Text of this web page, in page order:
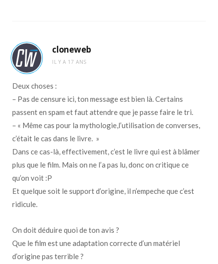
cloneweb
IL Y A 17 ANS
Deux choses :
– Pas de censure ici, ton message est bien là. Certains
passent en spam et faut attendre que je passe faire le tri.
– « Même cas pour la mythologie,l’utilisation de converses,
c’était le cas dans le livre. »
Dans ce cas-là, effectivement, c’est le livre qui est à blâmer
plus que le film. Mais on ne l’a pas lu, donc on critique ce
qu’on voit :P
Et quelque soit le support d’origine, il n’empeche que c’est
ridicule.
On doit déduire quoi de ton avis ?
Que le film est une adaptation correcte d’un matériel
d’origine pas terrible ?